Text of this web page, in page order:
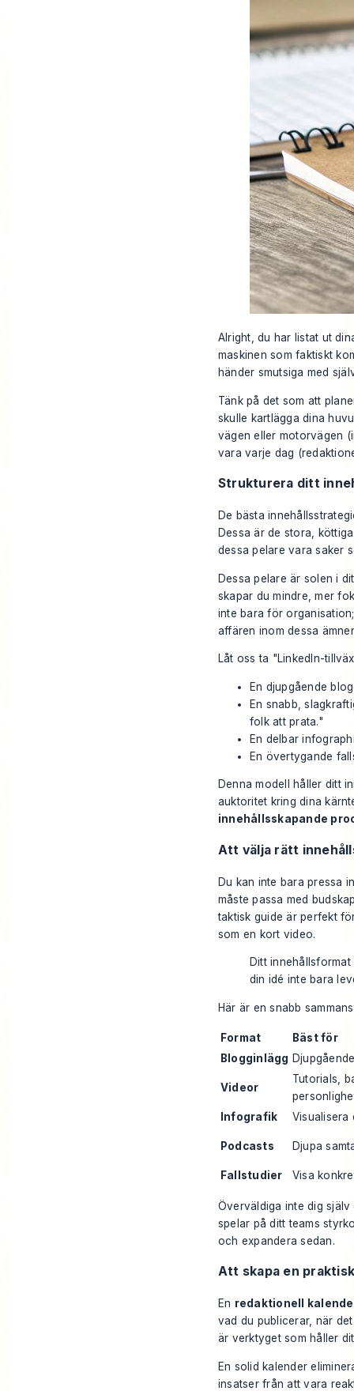
Alright, du har listat ut
maskinen som faktiskt
händer smutsiga med
Tänk på det som att
skulle kartlägga dina
vägen eller motorvägen
vara varje dag
Strukturera ditt
De bästa
Dessa är de stora,
dessa pelare vara saker
Dessa pelare är solen i
skapar du mindre, mer
inte bara för
affären inom dessa
Låt oss ta "LinkedIn-
En djupgående
En snabb,
folk att prata."
En delbar
En övertygande
Denna modell håller ditt
auktoritet kring dina
innehållsskapande
Att välja rätt
Du kan inte bara pressa
måste passa med
taktisk guide är perfekt
som en kort video.
Ditt
din idé inte bara
Här är en snabb
Format
Bäst för
Blogginlägg
Videor
Tutorials,
Infografik
Visualisera
Podcasts Djupa
Fallstudier Visa
Överväldiga inte dig
spelar på ditt teams
och expandera sedan.
Att skapa en
En redaktionell
vad du publicerar, när
är verktyget som håller
En solid kalender
insatser från att vara